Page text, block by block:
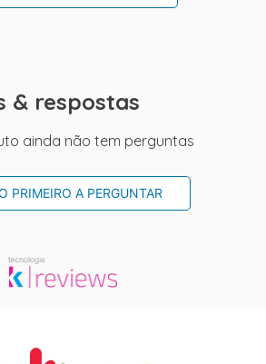
& respostas
ainda não tem perguntas
PRIMEIRO A PERGUNTAR